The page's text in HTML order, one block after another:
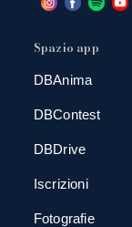
Spazio app
DBAnima
DBContest
DBDrive
Iscrizioni
Fotografie